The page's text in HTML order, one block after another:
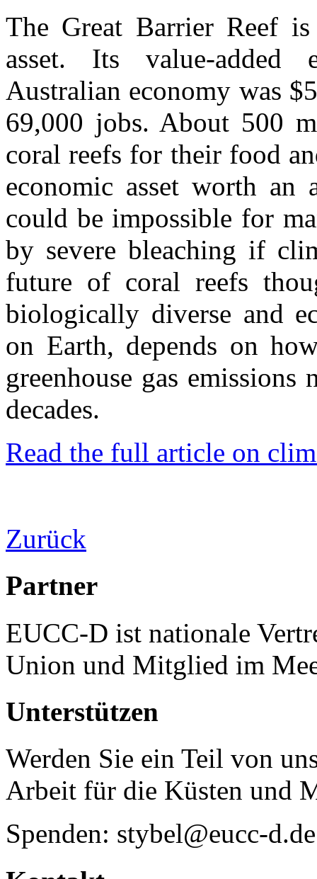
The Great Barrier Reef
asset. Its value-added
Australian economy was
69,000 jobs. About 500
coral reefs for their food
economic asset worth
could be impossible for
by severe bleaching if
future of coral reefs
biologically diverse and
on Earth, depends on
greenhouse gas
decades.
Read the full article on
Zurück
Partner
EUCC-D ist nationale
Union und Mitglied im
Unterstützen
Werden Sie ein Teil von
Arbeit für die Küsten und
Spenden: stybel@eucc-d.de